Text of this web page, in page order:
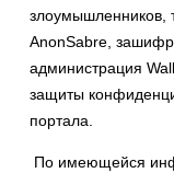
злоумышленников,
AnonSabre,
администрация
защиты
портала.
По имеющейся